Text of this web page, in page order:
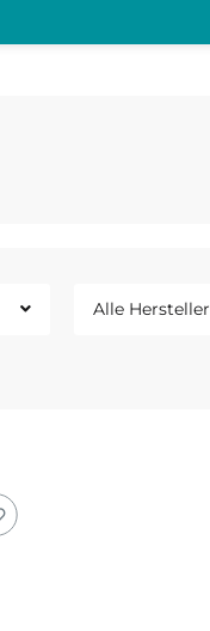
Alle Hersteller